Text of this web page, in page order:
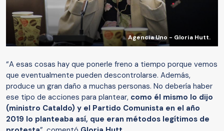
Agencia Uno - Gloria Hutt.
“A esas cosas hay que ponerle freno a tiempo porque vemos
que eventualmente pueden descontrolarse. Además,
produce un gran daño a muchas personas. No debería haber
ese tipo de acciones para plantear, como él mismo lo dijo
(ministro Cataldo) y el Partido Comunista en el año
2019 lo planteaba así, que eran métodos legítimos de